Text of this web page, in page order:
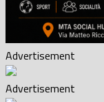
Advertisement
Advertisement